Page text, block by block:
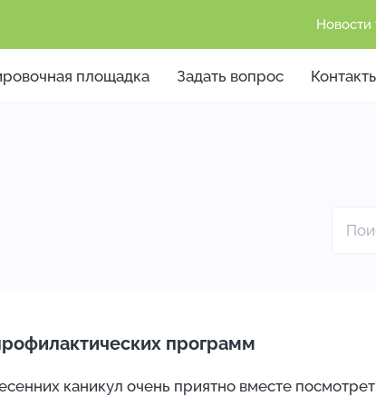
площадка Задать вопрос
программ
каникул очень приятно вместе